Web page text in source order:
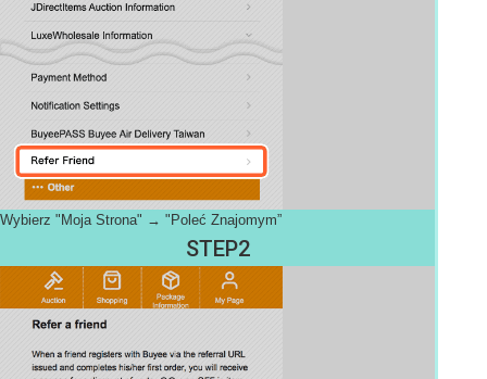
Wybierz "Moja Strona" → "Poleć Znajomym”
STEP2